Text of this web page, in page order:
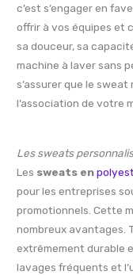
c’est s’engager en
offrir à vos équipes et
sa douceur, sa
machine à laver sans
s’assurer que le
l’association de votre
Les sweats
Les sweats en
pour les entreprises
promotionnels. Cette
nombreux avantages.
extrêmement durable
lavages fréquents et